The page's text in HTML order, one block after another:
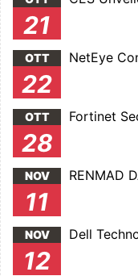
21
OTT
22
NetEye
OTT
28
Fortinet
NOV
11
RENMAD
NOV
12
Dell